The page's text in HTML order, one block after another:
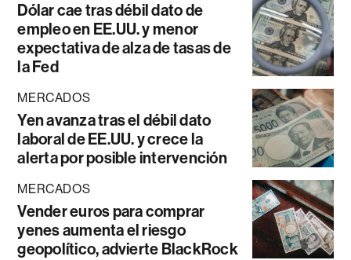
Dólar cae tras débil dato de
empleo en EE.UU. y menor
expectativa de alza de tasas de
la Fed
MERCADOS
Yen avanza tras el débil dato
laboral de EE.UU. y crece la
alerta por posible intervención
MERCADOS
Vender euros para comprar
yenes aumenta el riesgo
geopolítico, advierte BlackRock